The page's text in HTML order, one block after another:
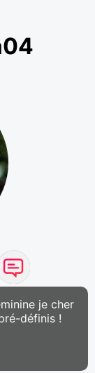
je cher
définis !